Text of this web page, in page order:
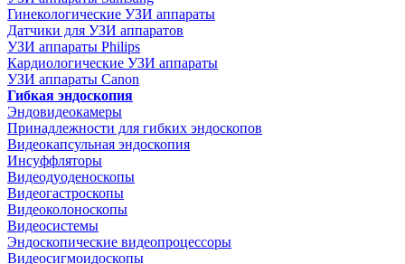
Гинекологические УЗИ аппараты
Датчики для УЗИ аппаратов
УЗИ аппараты Philips
Кардиологические УЗИ аппараты
УЗИ аппараты Canon
Гибкая эндоскопия
Эндовидеокамеры
Принадлежности для гибких эндоскопов
Видеокапсульная эндоскопия
Инсуффляторы
Видеодуоденоскопы
Видеогастроскопы
Видеоколоноскопы
Видеосистемы
Эндоскопические видеопроцессоры
Видеосигмоидоскопы